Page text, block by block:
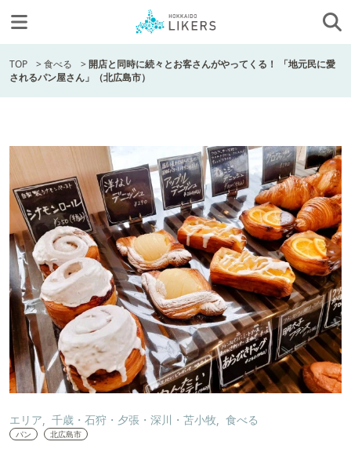
TOP >食べる >開店と同時に続々とお客さんがやってくる！ 「地元民に愛
されるパン屋さん」（北広島市）
エリア 千歳・石狩・夕張・深川・苫小牧 食べる
パン 北広島市